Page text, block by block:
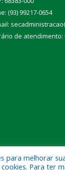
(93) 99217-0654
de atendimento:
os direitos
para melhorar
Para ter